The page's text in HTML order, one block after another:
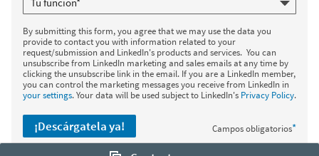
By submitting this form, you agree that we may use the data you
provide to contact you with information related to your
request/submission and LinkedIn's products and services. You can
unsubscribe from LinkedIn marketing and sales emails at any time by
clicking the unsubscribe link in the email. If you are a LinkedIn member,
you can control the marketing messages you receive from LinkedIn in
your settings. Your data will be used subject to LinkedIn's Privacy Policy.
Campos obligatorios*
¡Descárgatela ya!